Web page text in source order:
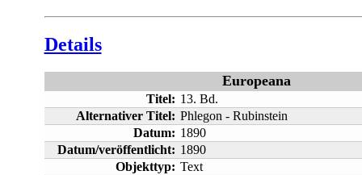
Details
Europeana
Titel: 13. Bd.
Alternativer Titel: Phlegon - Rubinstein
Datum: 1890
Datum/veröffentlicht: 1890
Objekttyp: Text